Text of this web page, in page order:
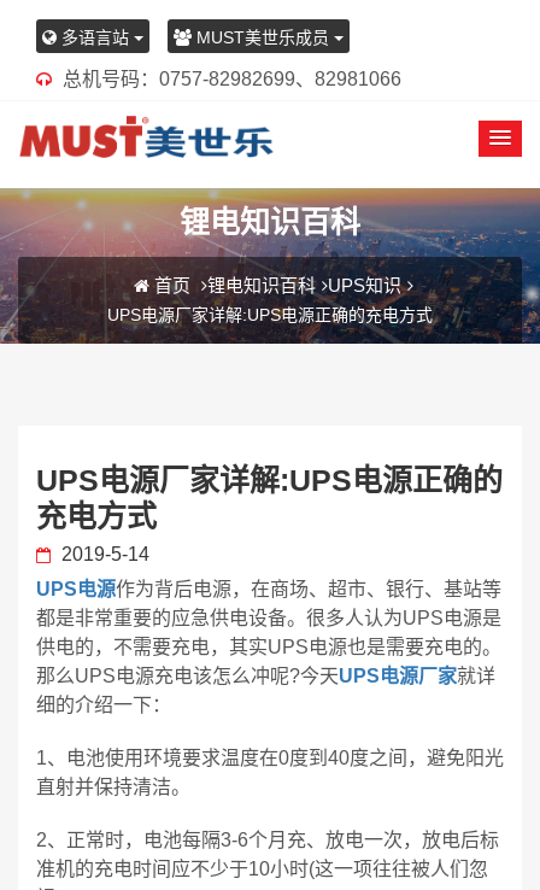
多语言站 MUST美世乐成员
总机号码：0757-82982699、82981066
锂电知识百科
首页 锂电知识百科 UPS知识
UPS电源厂家详解:UPS电源正确的充电方式
UPS电源厂家详解:UPS电源正确的
充电方式
2019-5-14
UPS电源作为背后电源，在商场、超市、银行、基站等
都是非常重要的应急供电设备。很多人认为UPS电源是
供电的，不需要充电，其实UPS电源也是需要充电的。
那么UPS电源充电该怎么冲呢?今天UPS电源厂家就详
细的介绍一下：
1、电池使用环境要求温度在0度到40度之间，避免阳光
直射并保持清洁。
2、正常时，电池每隔3-6个月充、放电一次，放电后标
准机的充电时间应不少于10小时(这一项往往被人们忽